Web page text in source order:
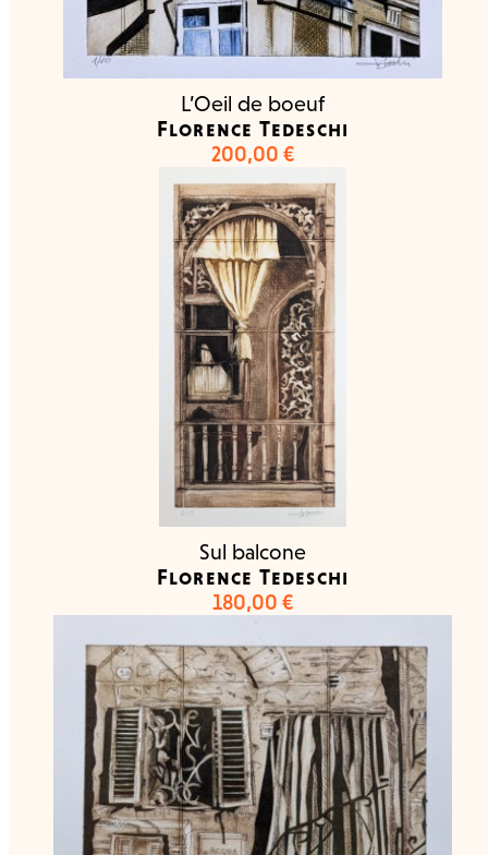
L’Oeil de boeuf
Florence Tedeschi
200,00 €
Sul balcone
Florence Tedeschi
180,00 €